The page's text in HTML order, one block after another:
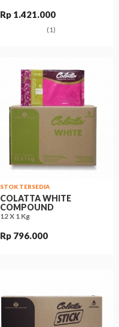
Rp 1.421.000
(1)
STOK TERSEDIA
COLATTA WHITE
COMPOUND
12 X 1 Kg
Rp 796.000